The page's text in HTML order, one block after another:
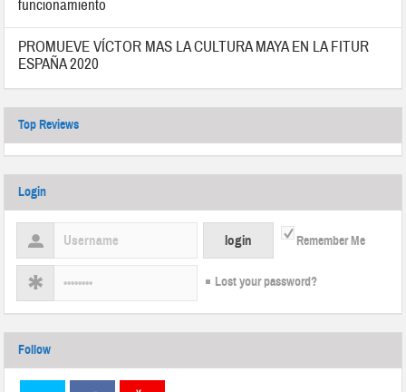
funcionamiento
PROMUEVE VÍCTOR MAS LA CULTURA MAYA EN LA FITUR
ESPAÑA 2020
Top Reviews
Login
Remember Me
Lost your password?
Follow